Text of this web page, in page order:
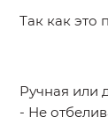
Так как это
Ручная или
- Не